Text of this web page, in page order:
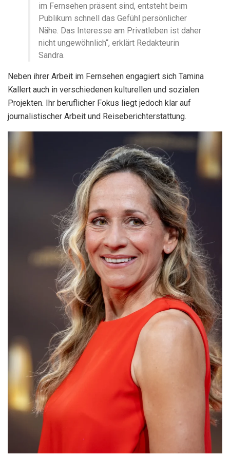
im Fernsehen präsent sind, entsteht beim
Publikum schnell das Gefühl persönlicher
Nähe. Das Interesse am Privatleben ist daher
nicht ungewöhnlich“, erklärt Redakteurin
Sandra.
Neben ihrer Arbeit im Fernsehen engagiert sich Tamina
Kallert auch in verschiedenen kulturellen und sozialen
Projekten. Ihr beruflicher Fokus liegt jedoch klar auf
journalistischer Arbeit und Reiseberichterstattung.